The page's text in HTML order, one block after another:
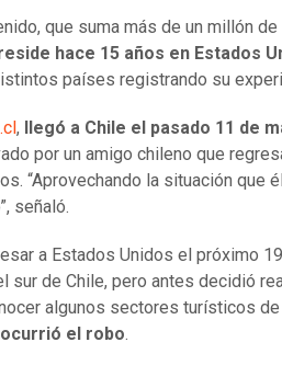
que suma más de un millón
hace 15 años en Estados
países registrando su
, llegó a Chile el pasado 11 de
por un amigo chileno que
“Aprovechando la situación que
señaló.
a Estados Unidos el próximo
sur de Chile, pero antes decidió
algunos sectores turísticos de
el robo